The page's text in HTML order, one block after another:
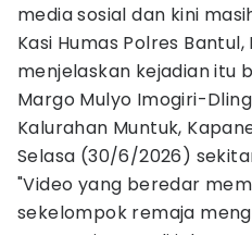
media sosial dan kini
Kasi Humas Polres
menjelaskan kejadian itu
Margo Mulyo Imogiri-
Kalurahan Muntuk,
Selasa (30/6/2026)
"Video yang beredar
sekelompok remaja